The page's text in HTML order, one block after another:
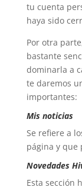
tu cuenta
haya sido
Por otra
bastante
dominarla a
te daremos
importantes:
Mis noticias
Se refiere a
página y que
Novedades
Esta sección